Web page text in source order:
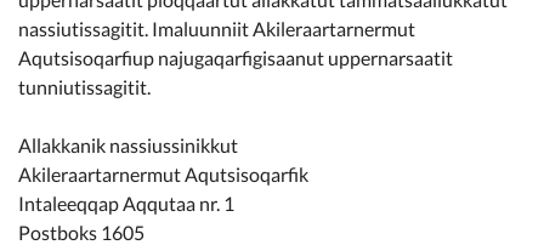
nassiutissagitit. Imaluunniit Akileraartarnermut
Aqutsisoqarfiup najugaqarfigisaanut uppernarsaatit
tunniutissagitit.
Allakkanik nassiussinikkut
Akileraartarnermut Aqutsisoqarfik
Intaleeqqap Aqqutaa nr. 1
Postboks 1605